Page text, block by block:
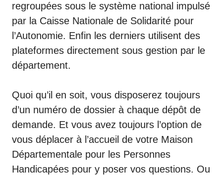
regroupées sous le système national impulsé
par la Caisse Nationale de Solidarité pour
l’Autonomie. Enfin les derniers utilisent des
plateformes directement sous gestion par le
département.
Quoi qu’il en soit, vous disposerez toujours
d’un numéro de dossier à chaque dépôt de
demande. Et vous avez toujours l’option de
vous déplacer à l’accueil de votre Maison
Départementale pour les Personnes
Handicapées pour y poser vos questions. Ou